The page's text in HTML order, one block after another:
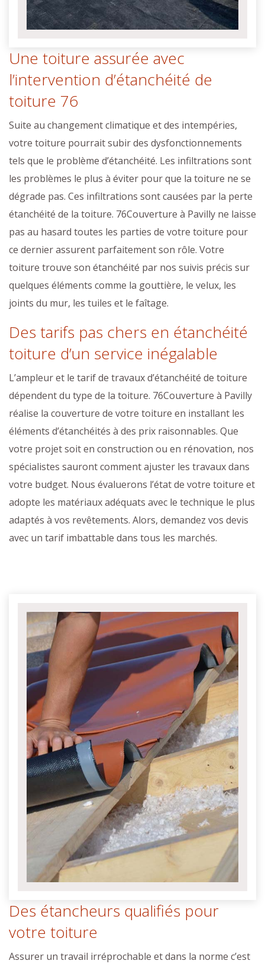
Une toiture assurée avec
l’intervention d’étanchéité de
toiture 76
Suite au changement climatique et des intempéries,
votre toiture pourrait subir des dysfonctionnements
tels que le problème d’étanchéité. Les infiltrations sont
les problèmes le plus à éviter pour que la toiture ne se
dégrade pas. Ces infiltrations sont causées par la perte
étanchéité de la toiture. 76Couverture à Pavilly ne laisse
pas au hasard toutes les parties de votre toiture pour
ce dernier assurent parfaitement son rôle. Votre
toiture trouve son étanchéité par nos suivis précis sur
quelques éléments comme la gouttière, le velux, les
joints du mur, les tuiles et le faîtage.
Des tarifs pas chers en étanchéité
toiture d’un service inégalable
L’ampleur et le tarif de travaux d’étanchéité de toiture
dépendent du type de la toiture. 76Couverture à Pavilly
réalise la couverture de votre toiture en installant les
éléments d’étanchéités à des prix raisonnables. Que
votre projet soit en construction ou en rénovation, nos
spécialistes sauront comment ajuster les travaux dans
votre budget. Nous évaluerons l’état de votre toiture et
adopte les matériaux adéquats avec le technique le plus
adaptés à vos revêtements. Alors, demandez vos devis
avec un tarif imbattable dans tous les marchés.
Des étancheurs qualifiés pour
votre toiture
Assurer un travail irréprochable et dans la norme c’est